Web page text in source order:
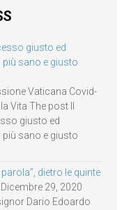
giusto ed
più sano e giusto
Vaticana Covid-
Vita The post Il
giusto ed
più sano e giusto
dietro le quinte
Dicembre 29, 2020
Dario Edoardo